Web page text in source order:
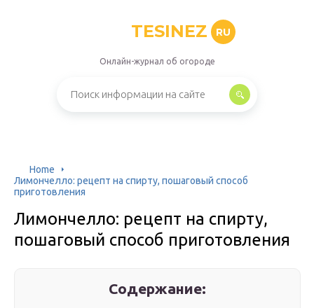
TESINEZ RU
Онлайн-журнал об огороде
Home
Лимончелло: рецепт на спирту, пошаговый способ
приготовления
Лимончелло: рецепт на спирту,
пошаговый способ приготовления
Содержание: